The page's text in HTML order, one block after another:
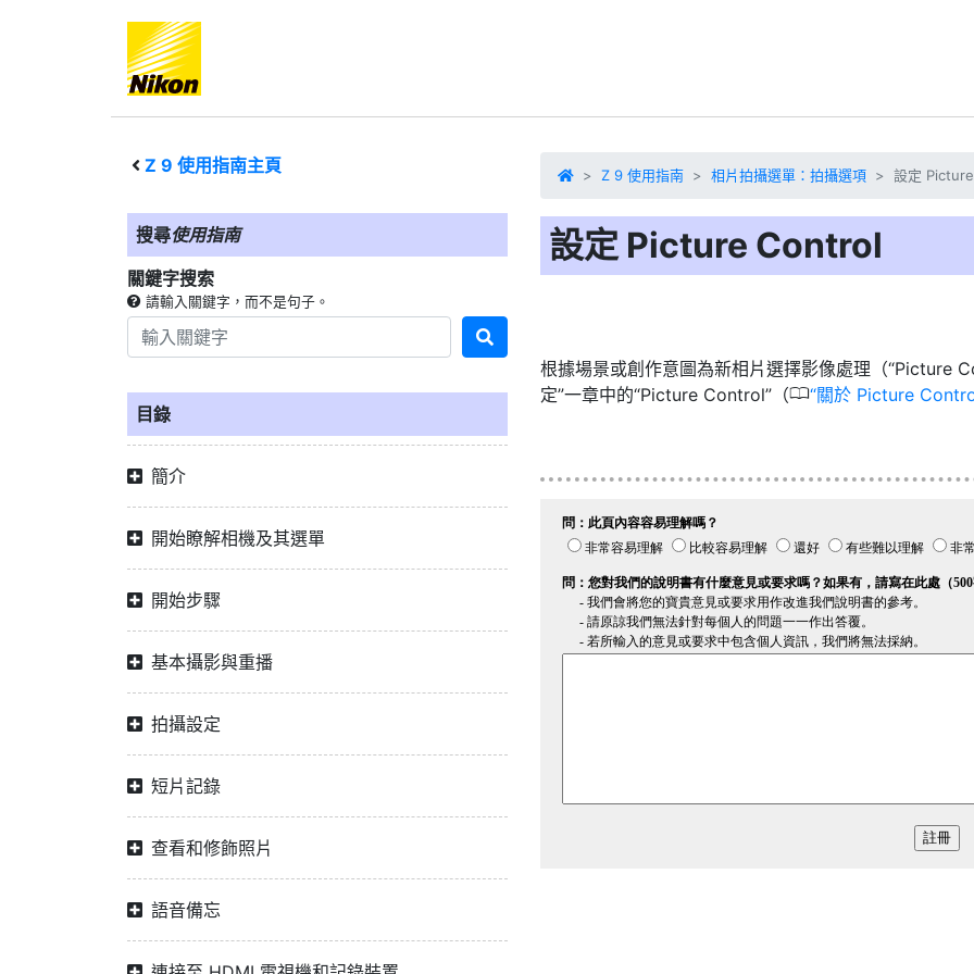
Z 9 使用指南主頁
搜尋使用指南
關鍵字搜索
請輸入關鍵字，而不是句子。
目錄
簡介
開始瞭解相機及其選單
開始步驟
基本攝影與重播
拍攝設定
短片記錄
查看和修飾照片
語音備忘
Z 9 使用指南 相片拍攝選單：拍攝選項 設定
設定 Picture Control
根據場景或創作意圖為新相片選擇影像處理（“Picture
定”一章中的“Picture Control”（0 關於 Picture